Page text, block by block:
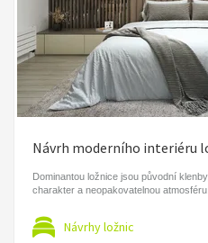
Návrh moderního interiéru
Dominantou ložnice jsou původní
charakter a neopakovatelnou atmosféru.
Návrhy ložnic